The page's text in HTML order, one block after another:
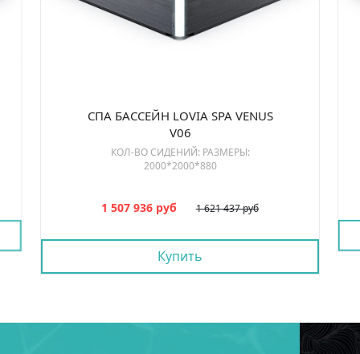
СПА БАССЕЙН LOVIA SPA VENUS
V06
КОЛ-ВО СИДЕНИЙ: РАЗМЕРЫ:
2000*2000*880
1 621 437 руб
1 507 936 руб
Купить